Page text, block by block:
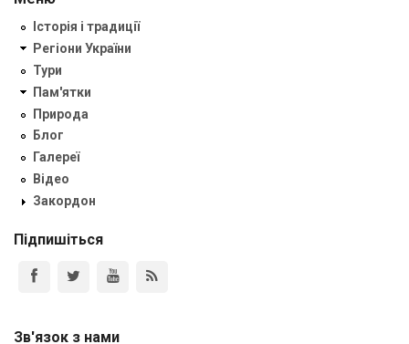
Історія і традиції
Регіони України
Тури
Пам'ятки
Природа
Блог
Галереї
Відео
Закордон
Підпишіться
Зв'язок з нами